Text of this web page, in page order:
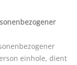
einhole, dient